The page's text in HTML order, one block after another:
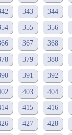
343 344
355 356
367 368
379 380
391 392
403 404
415 416
427 428